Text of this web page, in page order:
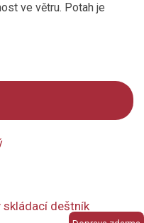
ve větru. Potah je
skládací deštník